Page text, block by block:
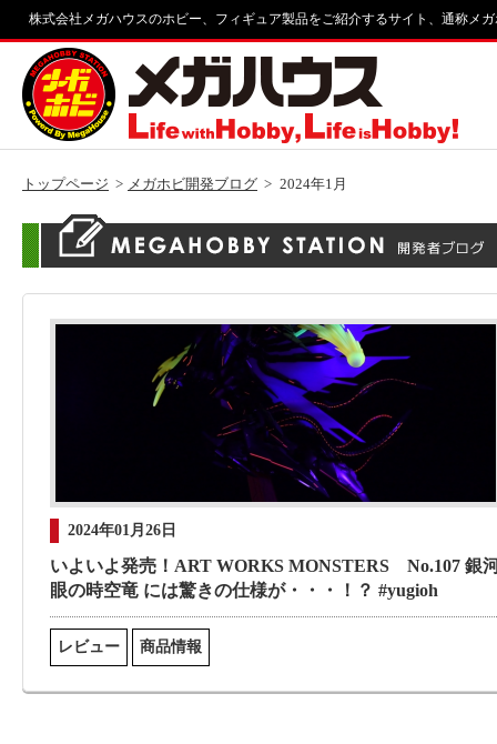
株式会社メガハウスのホビー、フィギュア製品をご紹介するサイト、通称メ
トップページ メガホビ開発ブログ 2024年1月
2024年01月26日
いよいよ発売！ART WORKS MONSTERS No.107 銀
眼の時空竜 には驚きの仕様が・・・！？ #yugioh
レビュー 商品情報